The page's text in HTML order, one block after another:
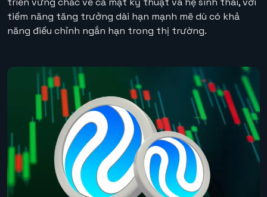
tiềm năng tăng trưởng dài hạn mạnh mẽ dù có khả
năng điều chỉnh ngắn hạn trong thị trường.